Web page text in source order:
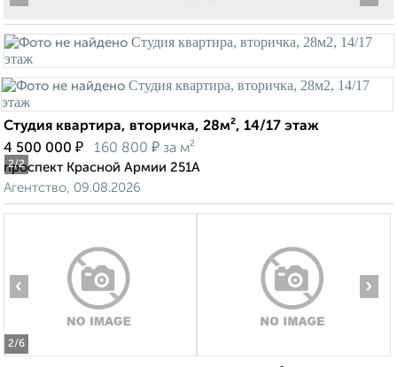
2/2
Студия квартира, вторичка, 28м², 14/17 этаж
4 500 000 ₽ 160 800 ₽ за м²
проспект Красной Армии 251А
Агентство, 09.08.2026
2/6
‹ ›